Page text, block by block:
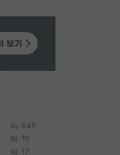
645
10
17